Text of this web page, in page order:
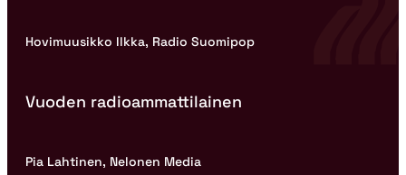
Hovimuusikko Ilkka, Radio Suomipop
Vuoden radioammattilainen
Pia Lahtinen, Nelonen Media